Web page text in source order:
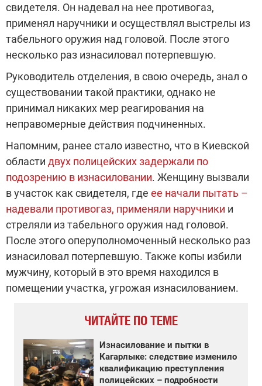
свидетеля. Он надевал на нее противогаз,
применял наручники и осуществлял выстрелы из
табельного оружия над головой. После этого
несколько раз изнасиловал потерпевшую.
Руководитель отделения, в свою очередь, знал о
существовании такой практики, однако не
принимал никаких мер реагирования на
неправомерные действия подчиненных.
Напомним, ранее стало известно, что в Киевской
области двух полицейских задержали по
подозрению в изнасиловании. Женщину вызвали
в участок как свидетеля, где ее начали пытать –
надевали противогаз, применяли наручники и
стреляли из табельного оружия над головой.
После этого оперуполномоченный несколько раз
изнасиловал потерпевшую. Также копы избили
мужчину, который в это время находился в
помещении участка, угрожая изнасилованием.
ЧИТАЙТЕ ПО ТЕМЕ
Изнасилование и пытки в
Кагарлыке: следствие изменило
квалификацию преступления
полицейских – подробности